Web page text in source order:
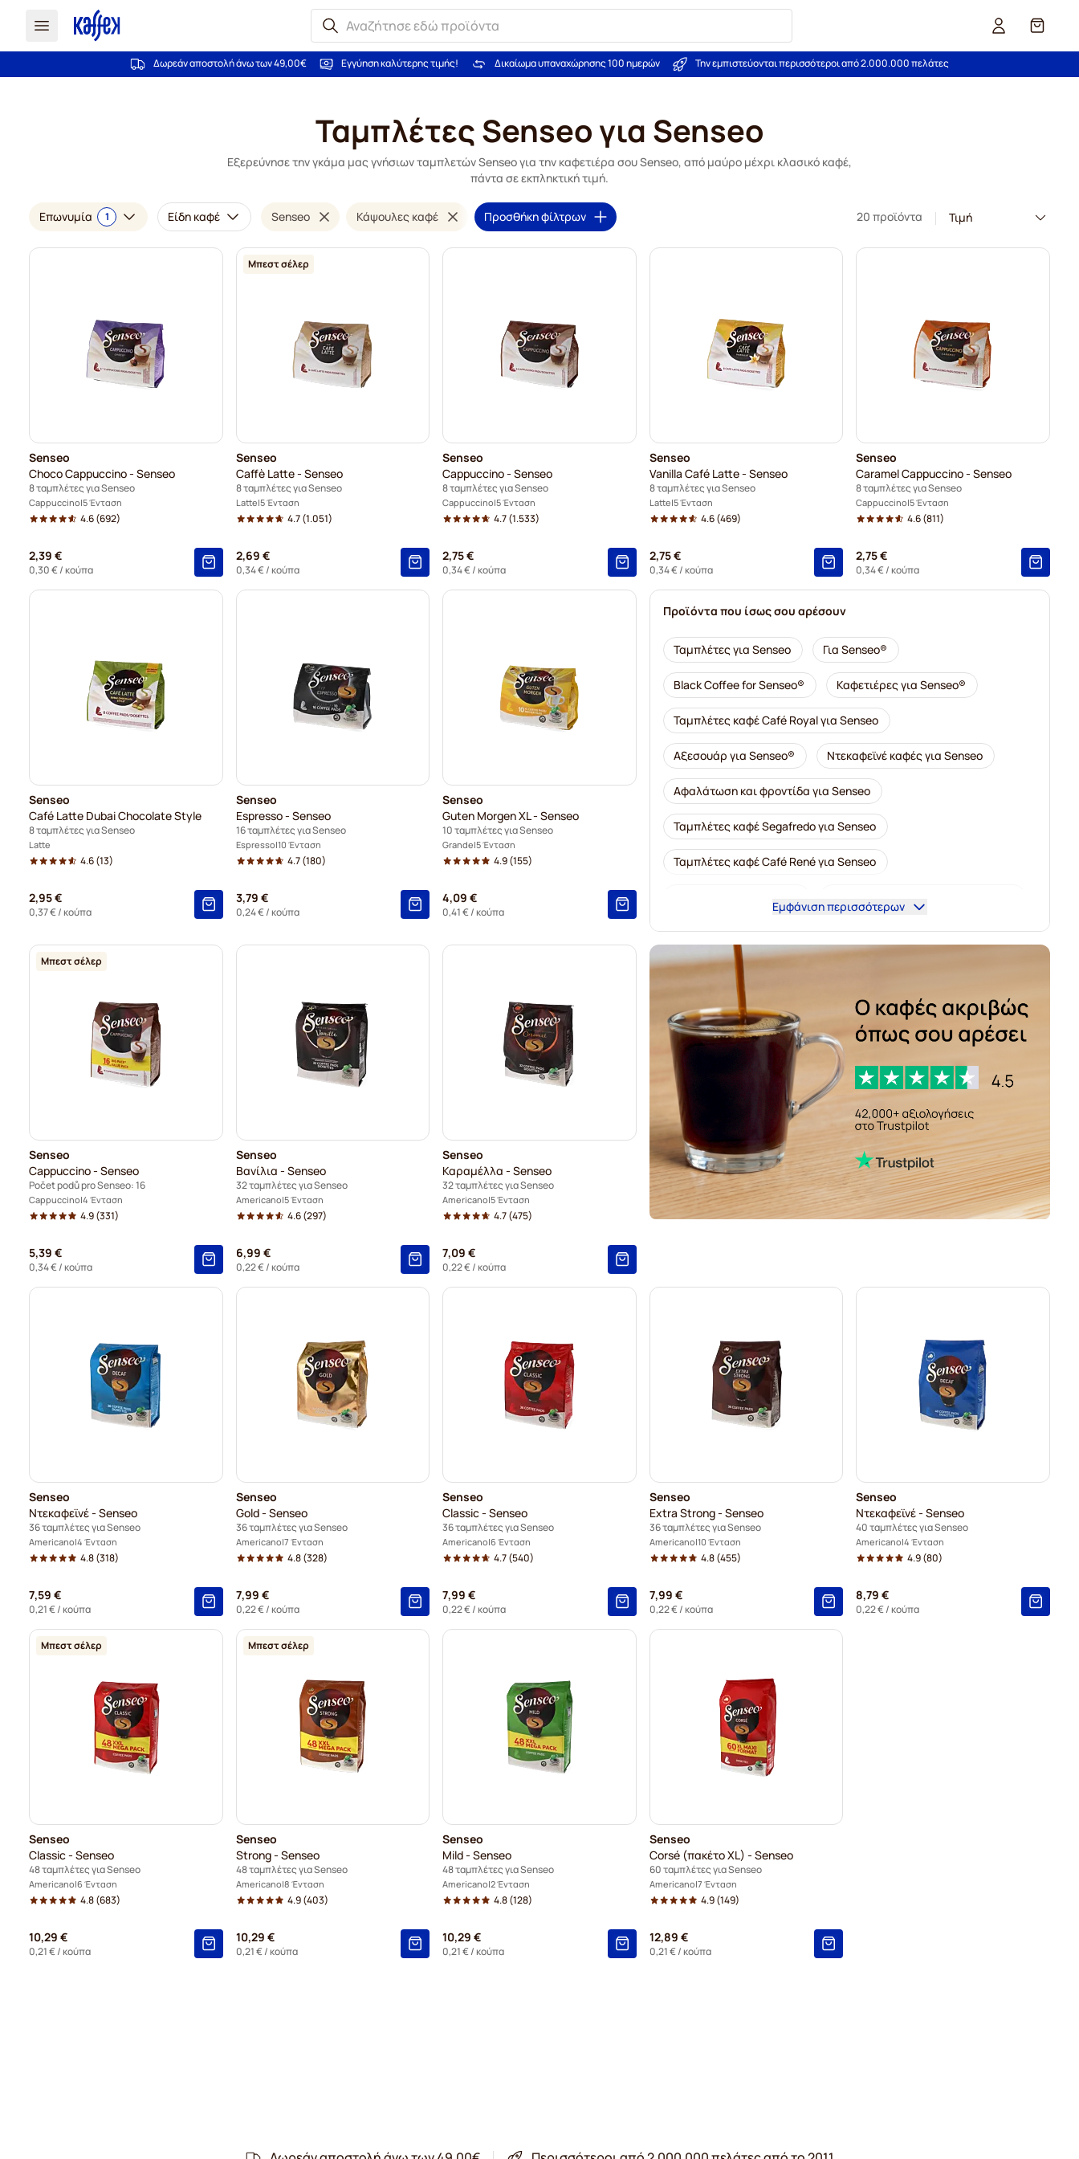
Καλάθι
Δωρεάν αποστολή άνω των 49,00€ Εγγύηση καλύτερης τιμής! Δικαίωμα υπαναχώρησης 100 ημερών Την εμπιστεύονται περισσότεροι από 2.000.000 πελάτες
Ταμπλέτες Senseo για Senseo
Εξερεύνησε την γκάμα μας γνήσιων ταμπλετών Senseo για την καφετιέρα σου Senseo, από μαύρο μέχρι κλασικό καφέ,
πάντα σε εκπληκτική τιμή.
Επωνυμία 1 Είδη καφέ Senseo Κάψουλες καφέ Προσθήκη φίλτρων 20 προϊόντα
Senseo
Choco Cappuccino - Senseo
8 ταμπλέτες για Senseo
Cappuccino 5 Ένταση
4.6(692)
2,39 €
0,30 €/ κούπα
Μπεστ σέλερ
Senseo
Caffè Latte - Senseo
8 ταμπλέτες για Senseo
Latte 5 Ένταση
4.7(1.051)
2,69 €
0,34 €/ κούπα
Senseo
Cappuccino - Senseo
8 ταμπλέτες για Senseo
Cappuccino 5 Ένταση
4.7(1.533)
2,75 €
0,34 €/ κούπα
Senseo
Vanilla Café Latte - Senseo
8 ταμπλέτες για Senseo
Latte 5 Ένταση
4.6(469)
2,75 €
0,34 €/ κούπα
Senseo
Caramel Cappuccino - Senseo
8 ταμπλέτες για Senseo
Cappuccino 5 Ένταση
4.6(811)
2,75 €
0,34 €/ κούπα
Senseo
Café Latte Dubai Chocolate Style
8 ταμπλέτες για Senseo
Latte
4.6(13)
2,95 €
0,37 €/ κούπα
Senseo
Espresso - Senseo
16 ταμπλέτες για Senseo
Espresso 10 Ένταση
4.7(180)
3,79 €
0,24 €/ κούπα
Senseo
Guten Morgen XL - Senseo
10 ταμπλέτες για Senseo
Grande 5 Ένταση
4.9(155)
4,09 €
0,41 €/ κούπα
Προϊόντα που ίσως σου αρέσουν
Ταμπλέτες για Senseo Για Senseo®
Black Coffee for Senseo® Καφετιέρες για Senseo®
Ταμπλέτες καφέ Café Royal για Senseo
Αξεσουάρ για Senseo® Ντεκαφεϊνέ καφές για Senseo
Αφαλάτωση και φροντίδα για Senseo
Ταμπλέτες καφέ Segafredo για Senseo
Ταμπλέτες καφέ Café René για Senseo
Ταμπλέτες καφέ Friele για Senseo
Ταμπλέτες καφέ Marcilla για Senseo
Ταμπλέτες Gimoka για Senseo Kaffekapslen για Senseo®
Εμφάνιση περισσότερων
Μπεστ σέλερ
Senseo
Cappuccino - Senseo
Počet podů pro Senseo: 16
Cappuccino 4 Ένταση
4.9(331)
5,39 €
0,34 €/ κούπα
Senseo
Βανίλια - Senseo
32 ταμπλέτες για Senseo
Americano 5 Ένταση
4.6(297)
6,99 €
0,22 €/ κούπα
Senseo
Καραμέλλα - Senseo
32 ταμπλέτες για Senseo
Americano 5 Ένταση
4.7(475)
7,09 €
0,22 €/ κούπα
Senseo
Ντεκαφεϊνέ - Senseo
36 ταμπλέτες για Senseo
Americano 4 Ένταση
4.8(318)
7,59 €
0,21 €/ κούπα
Senseo
Gold - Senseo
36 ταμπλέτες για Senseo
Americano 7 Ένταση
4.8(328)
7,99 €
0,22 €/ κούπα
Senseo
Classic - Senseo
36 ταμπλέτες για Senseo
Americano 6 Ένταση
4.7(540)
7,99 €
0,22 €/ κούπα
Senseo
Extra Strong - Senseo
36 ταμπλέτες για Senseo
Americano 10 Ένταση
4.8(455)
7,99 €
0,22 €/ κούπα
Senseo
Ντεκαφεϊνέ - Senseo
40 ταμπλέτες για Senseo
Americano 4 Ένταση
4.9(80)
8,79 €
0,22 €/ κούπα
Μπεστ σέλερ
Senseo
Classic - Senseo
48 ταμπλέτες για Senseo
Americano 6 Ένταση
4.8(683)
10,29 €
0,21 €/ κούπα
Μπεστ σέλερ
Senseo
Strong - Senseo
48 ταμπλέτες για Senseo
Americano 8 Ένταση
4.9(403)
10,29 €
0,21 €/ κούπα
Senseo
Mild - Senseo
48 ταμπλέτες για Senseo
Americano 2 Ένταση
4.8(128)
10,29 €
0,21 €/ κούπα
Senseo
Corsé (πακέτο XL) - Senseo
60 ταμπλέτες για Senseo
Americano 7 Ένταση
4.9(149)
12,89 €
0,21 €/ κούπα